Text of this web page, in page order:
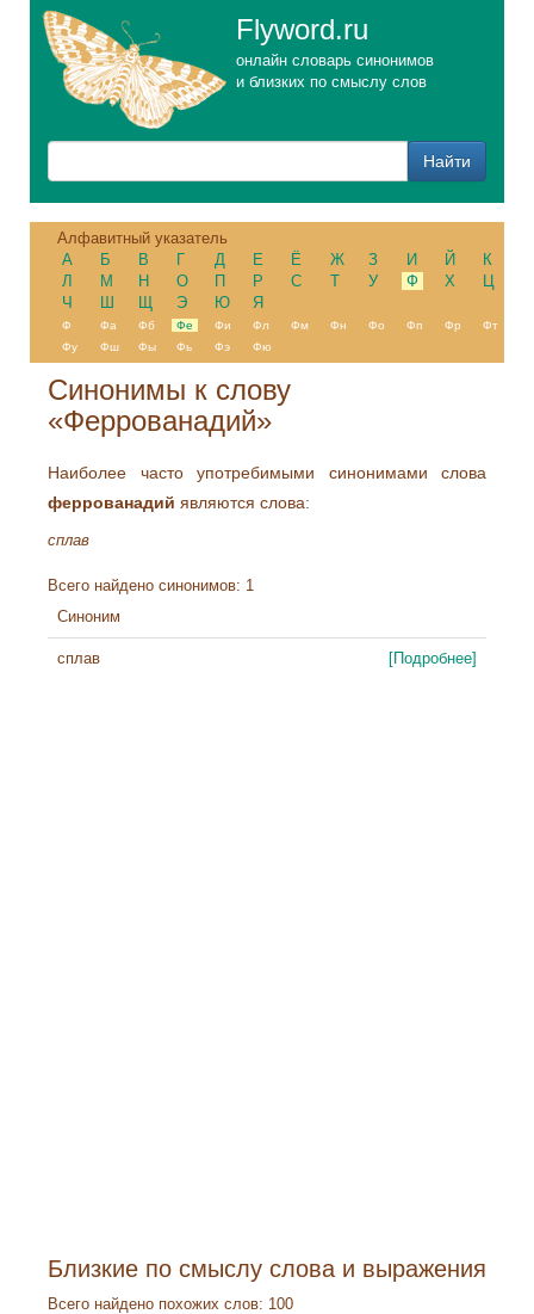
Flyword.ru
онлайн словарь синонимов
и близких по смыслу слов
Алфавитный указатель
А
Б В Г Д Е Ё Ж З И Й
К
Л
М Н О П Р С Т У Ф Х
Ц
Ч
Ш Щ Э Ю Я
Ф Фа Фб Фе Фи Фл Фм Фн Фо Фп Фр
Фт
Фу
Фш Фы Фь Фэ Фю
Синонимы к слову
«Феррованадий»
Наиболее часто употребимыми синонимами слова
феррованадий являются слова:
сплав
Всего найдено синонимов: 1
Синоним
сплав [Подробнее]
Близкие по смыслу слова и выражения
Всего найдено похожих слов: 100